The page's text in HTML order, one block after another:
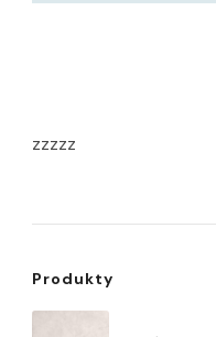
zzzzz
Produkty